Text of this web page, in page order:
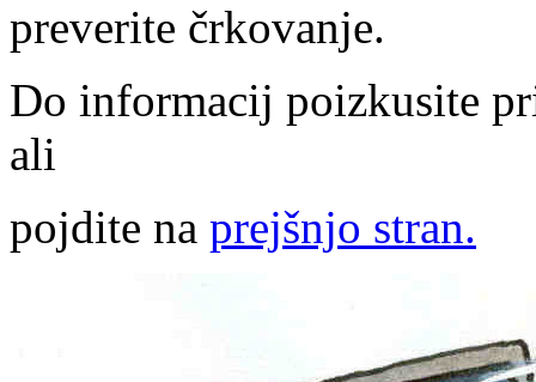
preverite črkovanje.
Do informacij poizkusite
ali
pojdite na prejšnjo stran.